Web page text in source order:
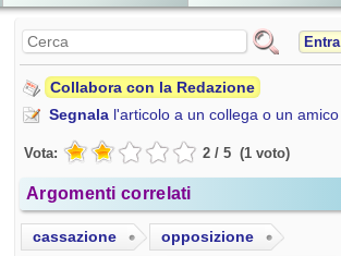
Entra
Collabora con la Redazione
Segnala l'articolo a un collega o un amico
Vota: 2 / 5 (1 voto)
Argomenti correlati
cassazione
opposizione